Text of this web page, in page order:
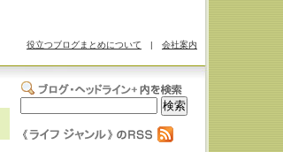
役立つブログまとめについて | 会社案内